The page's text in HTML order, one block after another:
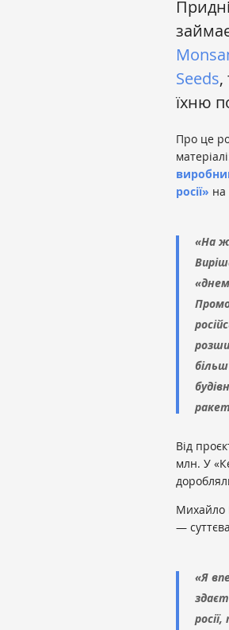
Seeds,
їхню
Про це
росії» на
«На
Від
млн. У
Михайло
—
«Я